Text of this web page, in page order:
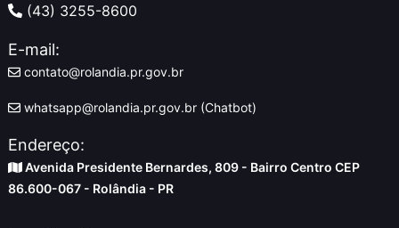
(43) 3255-8600
E-mail:
contato@rolandia.pr.gov.br
whatsapp@rolandia.pr.gov.br (Chatbot)
Endereço:
Avenida Presidente Bernardes, 809 - Bairro Centro CEP
86.600-067 - Rolândia - PR